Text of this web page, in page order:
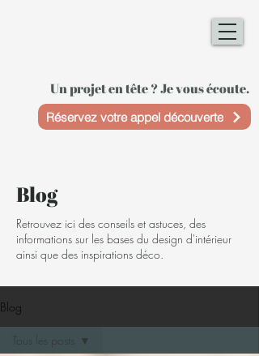
Un projet en tête ? Je vous écoute.
Réservez votre appel découverte
Blog
Retrouvez ici des conseils et astuces, des
informations sur les bases du design d'intérieur
ainsi que des inspirations déco.
Blog
Tous les posts